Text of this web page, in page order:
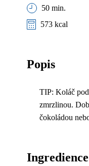
50 min.
573 kcal
Popis
TIP: Koláč
zmrzlinou.
čokoládou
Ingredience